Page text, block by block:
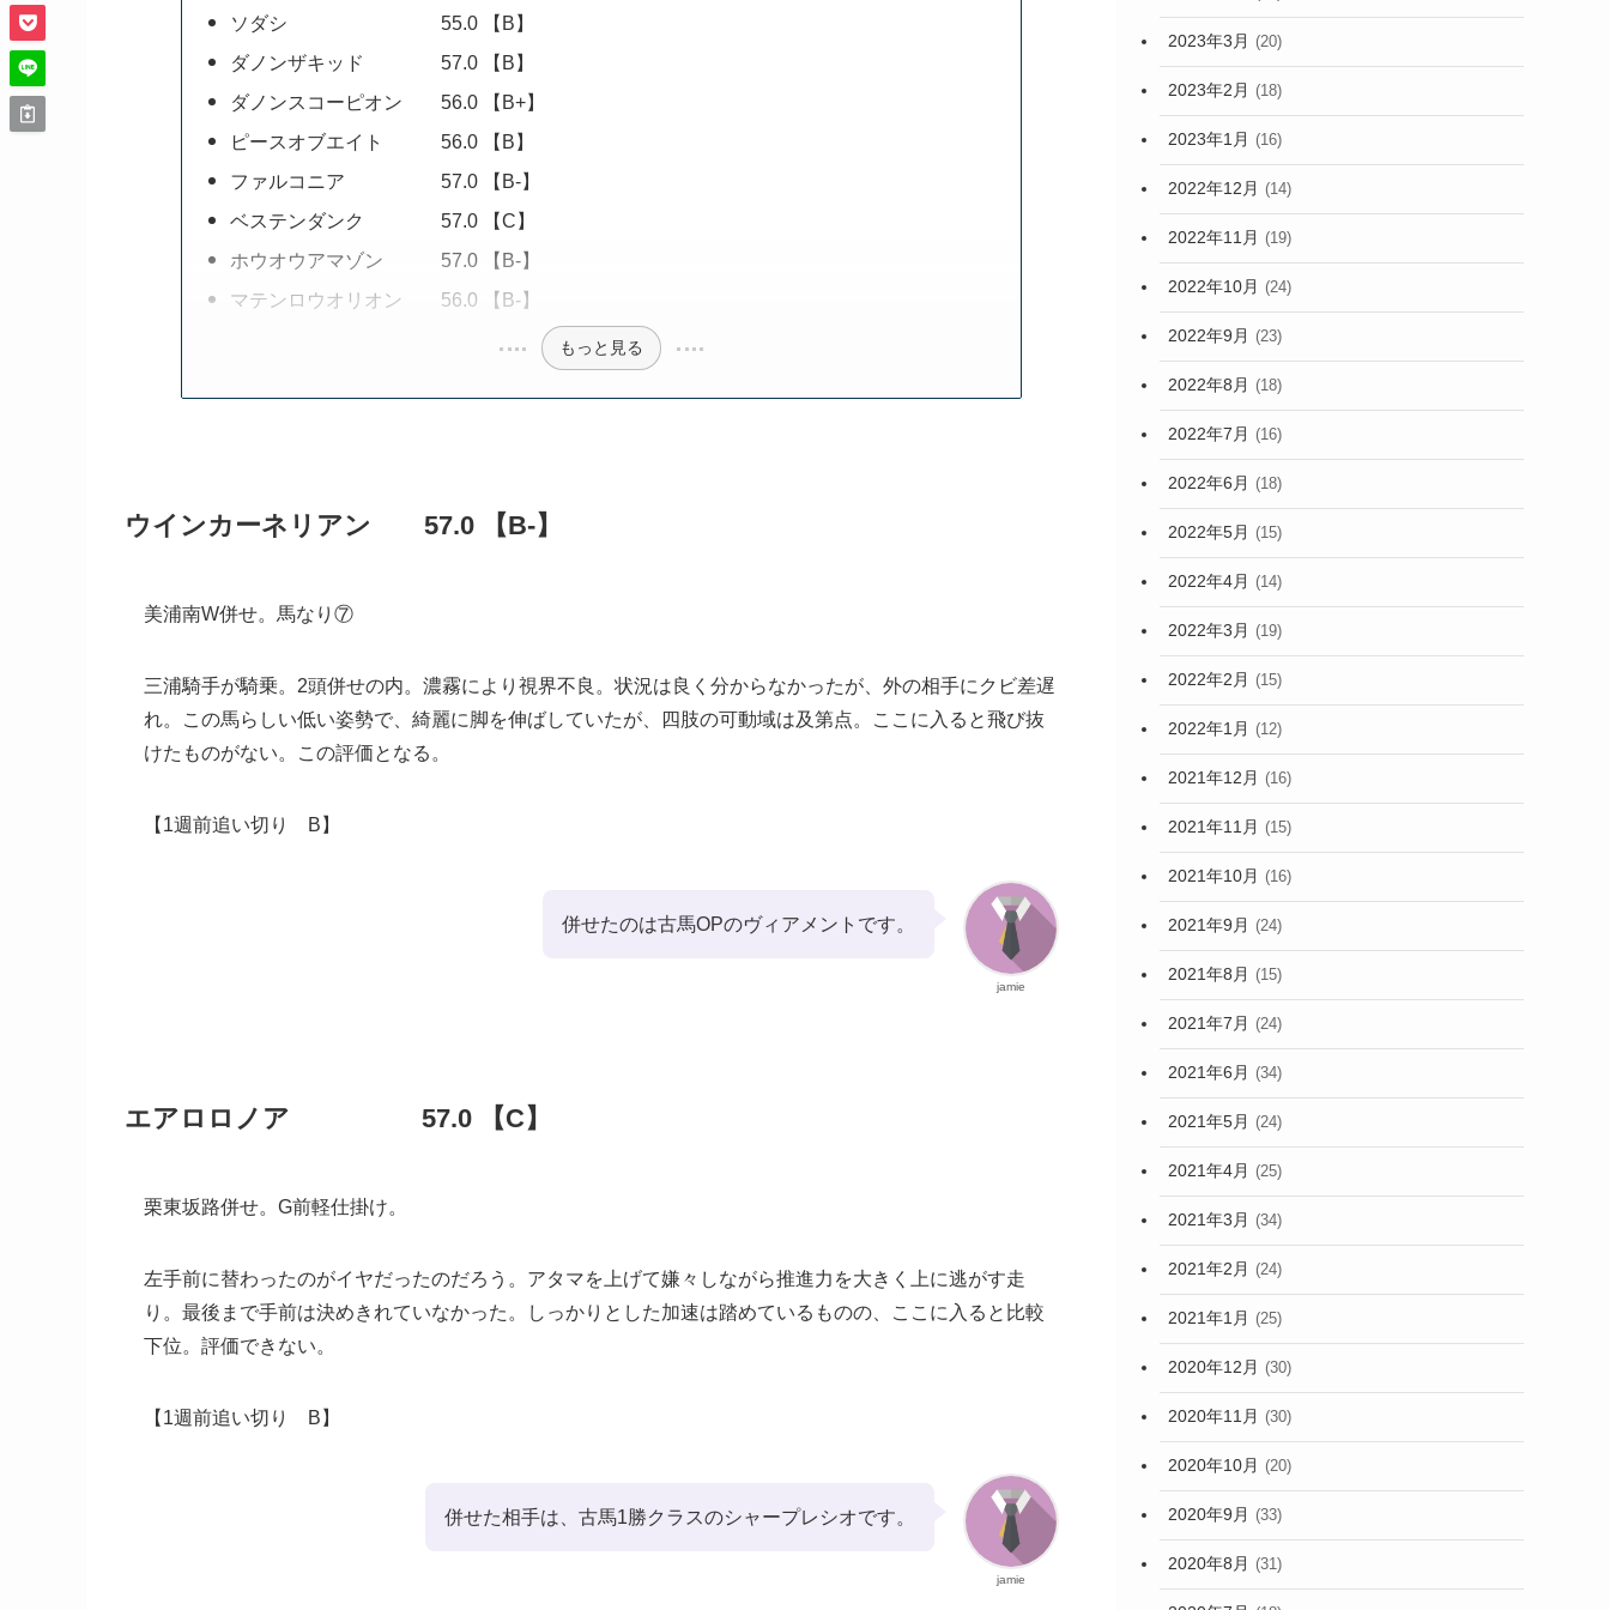
ソダシ 55.0 【B】
ダノンザキッド 57.0 【B】
ダノンスコーピオン 56.0 【B+】
ピースオブエイト 56.0 【B】
ファルコニア 57.0 【B-】
ベステンダンク 57.0 【C】
ホウオウアマゾン 57.0 【B-】
マテンロウオリオン 56.0 【B-】
もっと見る
ウインカーネリアン 57.0 【B-】
美浦南W併せ。馬なり⑦
三浦騎手が騎乗。2頭併せの内。濃霧により視界不良。状況は良く分からなかったが、外の相手にクビ差遅
れ。この馬らしい低い姿勢で、綺麗に脚を伸ばしていたが、四肢の可動域は及第点。ここに入ると飛び抜
けたものがない。この評価となる。
【1週前追い切り B】
jamie
併せたのは古馬OPのヴィアメントです。
エアロロノア 57.0 【C】
栗東坂路併せ。G前軽仕掛け。
左手前に替わったのがイヤだったのだろう。アタマを上げて嫌々しながら推進力を大きく上に逃がす走
り。最後まで手前は決めきれていなかった。しっかりとした加速は踏めているものの、ここに入ると比較
下位。評価できない。
【1週前追い切り B】
jamie
併せた相手は、古馬1勝クラスのシャープレシオです。
2023年3月 (20)
2023年2月 (18)
2023年1月 (16)
2022年12月 (14)
2022年11月 (19)
2022年10月 (24)
2022年9月 (23)
2022年8月 (18)
2022年7月 (16)
2022年6月 (18)
2022年5月 (15)
2022年4月 (14)
2022年3月 (19)
2022年2月 (15)
2022年1月 (12)
2021年12月 (16)
2021年11月 (15)
2021年10月 (16)
2021年9月 (24)
2021年8月 (15)
2021年7月 (24)
2021年6月 (34)
2021年5月 (24)
2021年4月 (25)
2021年3月 (34)
2021年2月 (24)
2021年1月 (25)
2020年12月 (30)
2020年11月 (30)
2020年10月 (20)
2020年9月 (33)
2020年8月 (31)